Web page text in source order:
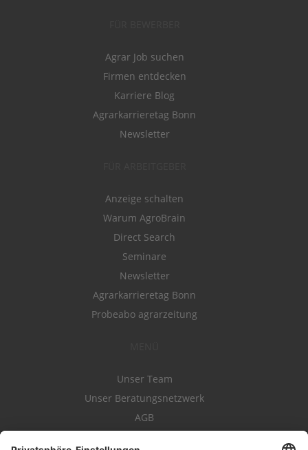
Agrar Job suchen
Firmen entdecken
Karriere Blog
Agrarkarrieretag Bonn
Newsletter
Anzeige schalten
Warum AgroBrain
Direct Search
Seminare
Newsletter
Agrarkarrieretag Bonn
Probeabo agrarzeitung
Unser Team
Unser Beratungsnetzwerk
AGB